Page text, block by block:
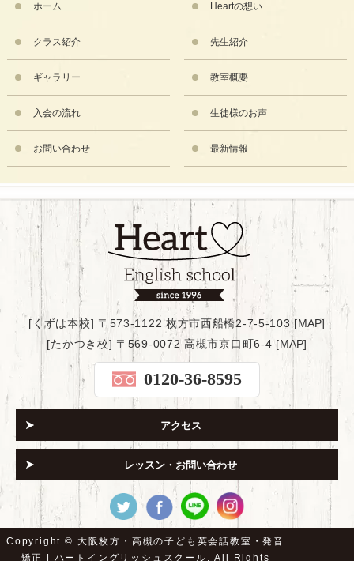
ホーム Heartの想い
クラス紹介 先生紹介
ギャラリー 教室概要
入会の流れ 生徒様のお声
お問い合わせ 最新情報
[くずは本校] 〒573-1122 枚方市西船橋2-7-5-103 [MAP]
[たかつき校] 〒569-0072 高槻市京口町6-4 [MAP]
0120-36-8595
アクセス
レッスン・お問い合わせ
Copyright © 大阪枚方・高槻の子ども英会話教室・発音
矯正 | ハートイングリッシュスクール. All Rights